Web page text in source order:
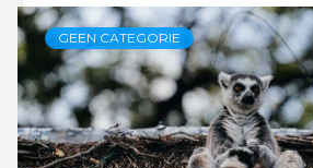
GEEN CATEGORIE